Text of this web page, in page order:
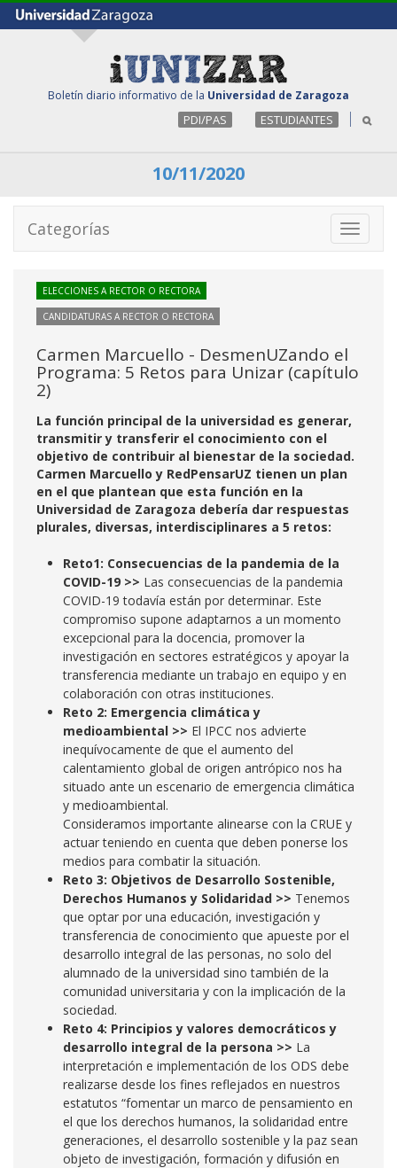
Boletín diario informativo de la Universidad de Zaragoza
PDI/PAS ESTUDIANTES
10/11/2020
Toggle
Categorías
ELECCIONES A RECTOR O RECTORA
CANDIDATURAS A RECTOR O RECTORA
Carmen Marcuello - DesmenUZando el
Programa: 5 Retos para Unizar (capítulo
2)
La función principal de la universidad es generar,
transmitir y transferir el conocimiento con el
objetivo de contribuir al bienestar de la sociedad.
Carmen Marcuello y RedPensarUZ tienen un plan
en el que plantean que esta función en la
Universidad de Zaragoza debería dar respuestas
plurales, diversas, interdisciplinares a 5 retos:
Reto1: Consecuencias de la pandemia de la
COVID-19 >> Las consecuencias de la pandemia
COVID-19 todavía están por determinar. Este
compromiso supone adaptarnos a un momento
excepcional para la docencia, promover la
investigación en sectores estratégicos y apoyar la
transferencia mediante un trabajo en equipo y en
colaboración con otras instituciones.
Reto 2: Emergencia climática y
medioambiental >> El IPCC nos advierte
inequívocamente de que el aumento del
calentamiento global de origen antrópico nos ha
situado ante un escenario de emergencia climática
y medioambiental.
Consideramos importante alinearse con la CRUE y
actuar teniendo en cuenta que deben ponerse los
medios para combatir la situación.
Reto 3: Objetivos de Desarrollo Sostenible,
Derechos Humanos y Solidaridad >> Tenemos
que optar por una educación, investigación y
transferencia de conocimiento que apueste por el
desarrollo integral de las personas, no solo del
alumnado de la universidad sino también de la
comunidad universitaria y con la implicación de la
sociedad.
Reto 4: Principios y valores democráticos y
desarrollo integral de la persona >> La
interpretación e implementación de los ODS debe
realizarse desde los fines reflejados en nuestros
estatutos “fomentar un marco de pensamiento en
el que los derechos humanos, la solidaridad entre
generaciones, el desarrollo sostenible y la paz sean
objeto de investigación, formación y difusión en